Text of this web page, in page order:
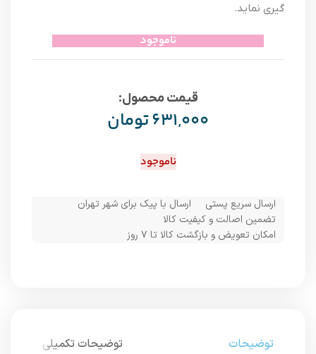
گیری نماید.
ناموجود
قیمت محصول:​
۶۳۱,۰۰۰تومان
ناموجود
ارسال سریع پستی
ارسال با پیک برای شهر تهران
تضمین اصالت و کیفیت کالا
امکان تعویض و بازگشت کالا تا ۷ روز
توضیحات توضیحات تکمیلی